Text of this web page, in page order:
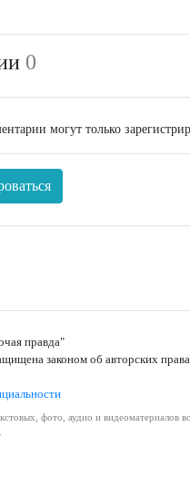
0
могут только
правда"
законом об авторских
фото, аудио и видеоматериалов